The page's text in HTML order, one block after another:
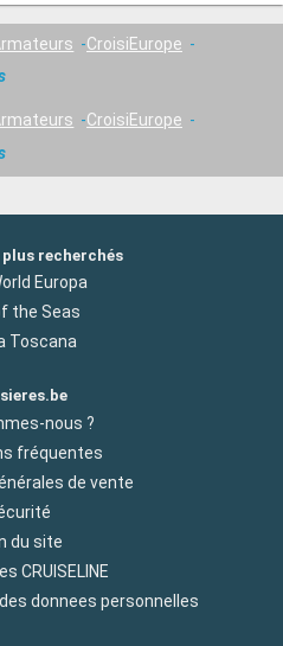
CroisiEurope
CroisiEurope
plus recherchés
Europa
the Seas
Toscana
nous ?
fréquentes
de vente
du site
CRUISELINE
donnees personnelles